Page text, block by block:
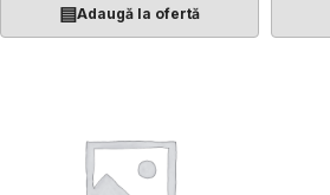
▤Adaugă la ofertă